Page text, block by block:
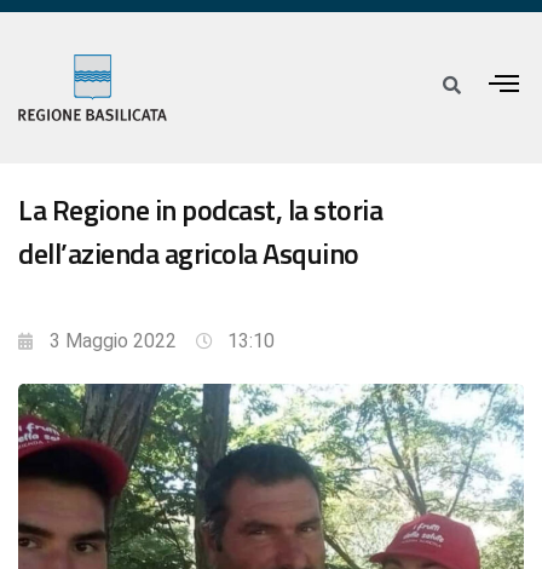
La Regione in podcast, la storia
dell’azienda agricola Asquino
3 Maggio 2022 13:10